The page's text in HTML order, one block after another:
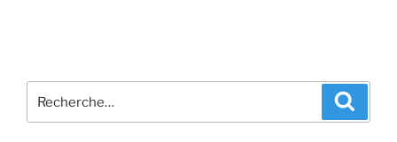
pour